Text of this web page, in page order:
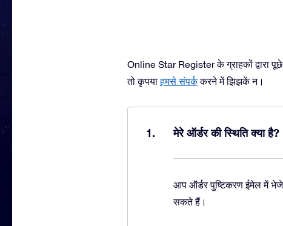
Online Star Register के ग्राहकों द्वारा
तो कृपयाहमसे संपर्ककरने में झिझकें न।
मेरे ऑर्डर की स्थिति क्या है?
आप ऑर्डर पुष्टिकरण ईमेल में
सकते हैं।